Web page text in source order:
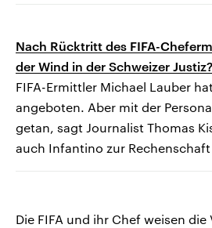
Nach Rücktritt des FIFA-
der Wind in der Schweizer Justiz?
FIFA-Ermittler Michael Lauber
angeboten. Aber mit der
getan, sagt Journalist Thomas
auch Infantino zur
Die FIFA und ihr Chef weisen